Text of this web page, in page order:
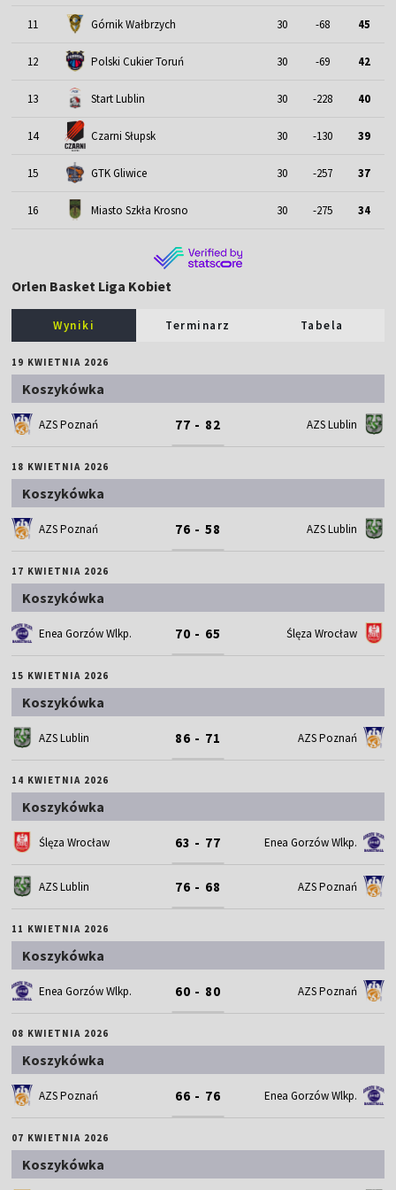
11 Górnik Wałbrzych 30 -68 45
12 Polski Cukier Toruń 30 -69 42
13 Start Lublin 30 -228 40
14 Czarni Słupsk 30 -130 39
15 GTK Gliwice 30 -257 37
16 Miasto Szkła Krosno 30 -275 34
Orlen Basket Liga Kobiet
Wyniki Terminarz Tabela
19 KWIETNIA 2026
Koszykówka
AZS Poznań 77 - 82 AZS Lublin
18 KWIETNIA 2026
Koszykówka
AZS Poznań 76 - 58 AZS Lublin
17 KWIETNIA 2026
Koszykówka
Enea Gorzów Wlkp. 70 - 65 Ślęza Wrocław
15 KWIETNIA 2026
Koszykówka
AZS Lublin 86 - 71 AZS Poznań
14 KWIETNIA 2026
Koszykówka
Ślęza Wrocław 63 - 77 Enea Gorzów Wlkp.
AZS Lublin 76 - 68 AZS Poznań
11 KWIETNIA 2026
Koszykówka
Enea Gorzów Wlkp. 60 - 80 AZS Poznań
08 KWIETNIA 2026
Koszykówka
AZS Poznań 66 - 76 Enea Gorzów Wlkp.
07 KWIETNIA 2026
Koszykówka